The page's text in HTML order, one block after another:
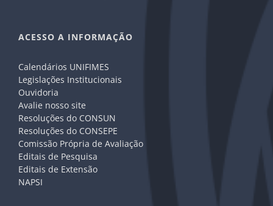
ACESSO A INFORMAÇÃO
Calendários UNIFIMES
Legislações Institucionais
Ouvidoria
Avalie nosso site
Resoluções do CONSUN
Resoluções do CONSEPE
Comissão Própria de Avaliação
Editais de Pesquisa
Editais de Extensão
NAPSI